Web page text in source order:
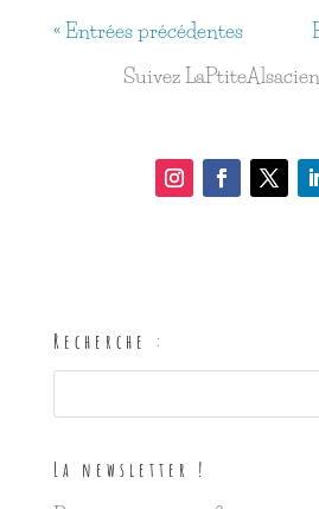
« Entrées précédentes
Suivez
Recherche :
La newsletter !